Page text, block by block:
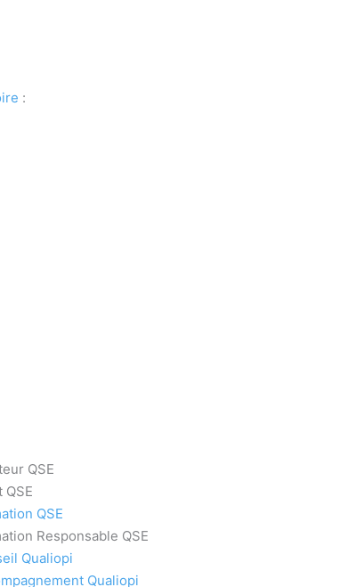
:
QSE
QSE
QSE
Responsable QSE
Qualiopi
Qualiopi